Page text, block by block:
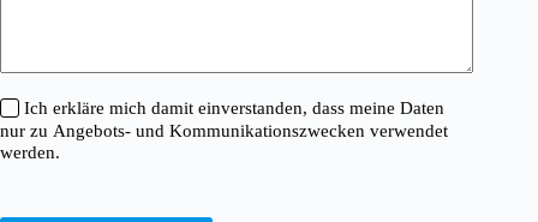
Ich erkläre mich damit einverstanden, dass meine Daten
nur zu Angebots- und Kommunikationszwecken verwendet
werden.